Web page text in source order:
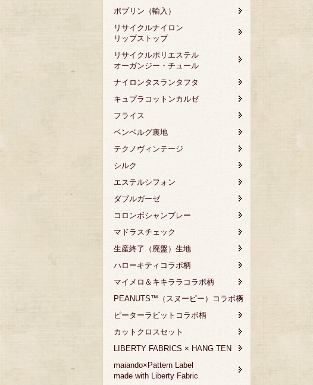
ポプリン（輸入）
リサイクルナイロン
リップストップ
リサイクルポリエステル
オーガンジー・チュール
ナイロンタスランタフタ
キュプラコットンカルゼ
フライス
ベンベルグ裏地
テクノヴィンテージ
シルク
エステルシフォン
ダブルガーゼ
コロンボシャンブレー
マドラスチェック
生産終了（廃盤）生地
ハローキティコラボ柄
マイメロ＆キキララコラボ柄
PEANUTS™（スヌーピー）コラボ柄
ピーターラビットコラボ柄
カットクロスセット
LIBERTY FABRICS × HANG TEN
maiando×Pattern Label
made with Liberty Fabric